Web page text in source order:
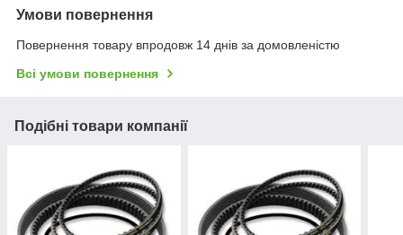
Умови повернення
Повернення товару впродовж 14 днів за домовленістю
Всі умови повернення
Подібні товари компанії